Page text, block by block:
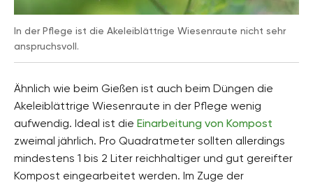
In der Pflege ist die Akeleiblättrige Wiesenraute nicht sehr
anspruchsvoll.
Ähnlich wie beim Gießen ist auch beim Düngen die
Akeleiblättrige Wiesenraute in der Pflege wenig
aufwendig. Ideal ist die Einarbeitung von Kompost
zweimal jährlich. Pro Quadratmeter sollten allerdings
mindestens 1 bis 2 Liter reichhaltiger und gut gereifter
Kompost eingearbeitet werden. Im Zuge der